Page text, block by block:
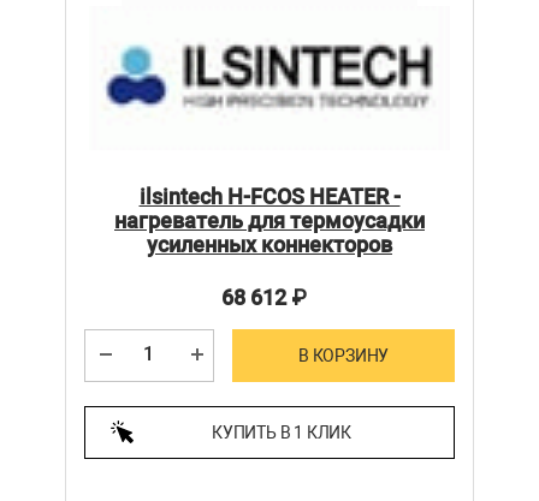
ilsintech H-FCOS HEATER -
нагреватель для термоусадки
усиленных коннекторов
68 612₽
В КОРЗИНУ
КУПИТЬ В 1 КЛИК